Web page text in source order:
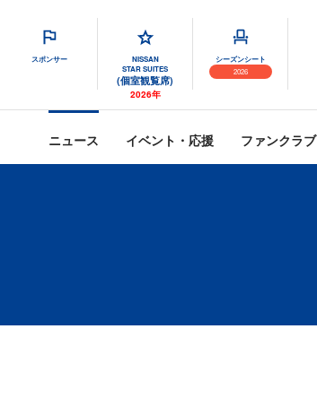
スポンサー
NISSAN
STAR SUITES
(個室観覧席)
2026年
シーズンシート
2026
ニュース イベント・応援 ファンクラブ